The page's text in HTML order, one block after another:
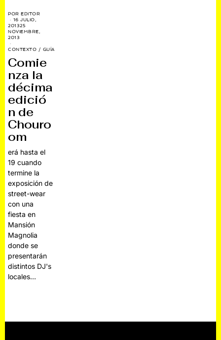
POREDITOR
16 JULIO,
201325
NOVIEMBRE,
2013
CONTEXTO / GUÍA
Comie
nza la
décima
edició
n de
Chouro
om
erá hasta el
19 cuando
termine la
exposición de
street-wear
con una
fiesta en
Mansión
Magnolia
donde se
presentarán
distintos DJ's
locales…